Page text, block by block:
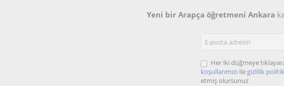
Yeni bir Arapça öğretmeni Ankara
Her iki düğmeye
koşullarımızı ile gizlilik
etmiş olursunuz